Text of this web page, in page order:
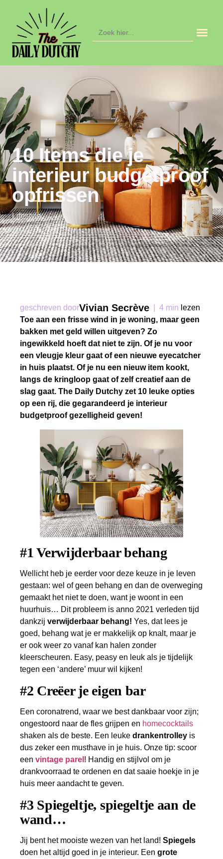
naar:
10 Items die je
interieur budgetproof
opfrissen
Lifestyle
geschreven doorVivian Secrève 4 min lezen
Toe aan een frisse wind in je woning, maar geen
bakken met geld willen uitgeven? Zo
ingewikkeld hoeft dat niet te zijn. Of je nu voor
een vleugje kleur gaat of een nieuwe eyecatcher
in huis plaatst. Of je nu een nieuw item kookt,
langs de kringloop gaat of zelf creatief aan de
slag gaat. The Daily Dutchy zet 10 leuke opties
op een rij, die gegarandeerd je interieur
budgetproof gezelligheid geven!
#1 Verwijderbaar behang
Wellicht heb je eerder voor deze keuze in je leven
gestaan: wel of geen behang en dan de overweging
gemaakt het niet te doen, want je woont in een
huurhuis… Dit probleem is anno 2021 verleden tijd
dankzij verwijderbaar behang! Yes, dat lees je
goed, behang wat je er makkelijk op knalt, maar je
er ook weer zo vanaf kan halen zonder
kleerscheuren. Easy, peasy en leuk als je tijdelijk
tegen een ‘andere’ muur wil kijken!
#2 Creëer je eigen bar
Een coronatrend, waar we best dankbaar voor zijn;
ongestoord naar de fles grijpen en homecocktails
shaken als de beste. Een leuke drankentrolley is
dus zeker een musthave in je huis. Onze tip: scoor
een vintage parel ! Handig en stijlvol om je
drankvoorraad te ordenen en dat saaie hoekje in je
huis meer aandacht te geven.
#3 Spiegeltje, spiegeltje aan de
wand…
Jij bent het mooiste wezen van het land! Spiegels
doen het altijd goed in je interieur. Een grote